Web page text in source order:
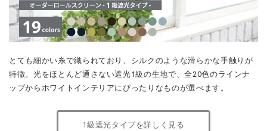
ップからホワイトインテリアにぴったりなものが選べます。
オーダー ウッドブラインド